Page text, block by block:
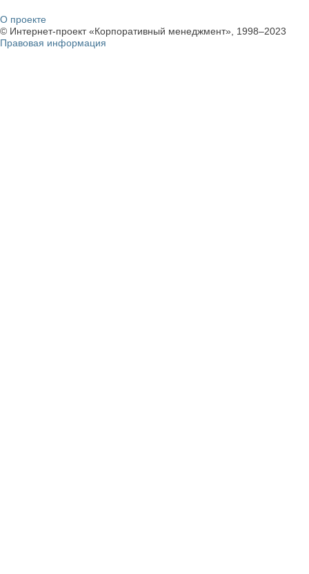
О проекте
© Интернет-проект «Корпоративный менеджмент», 1998–2023
Правовая информация